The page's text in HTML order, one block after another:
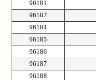
96181
96182
96184
96185
96186
96187
96188